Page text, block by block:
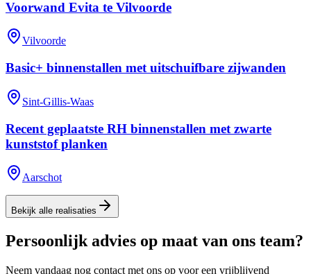
Voorwand Evita te Vilvoorde
Vilvoorde
Basic+ binnenstallen met uitschuifbare zijwanden
Sint-Gillis-Waas
Recent geplaatste RH binnenstallen met zwarte
kunststof planken
Aarschot
Bekijk alle realisaties
Persoonlijk advies op maat van ons team?
Neem vandaag nog contact met ons op voor een vrijblijvend